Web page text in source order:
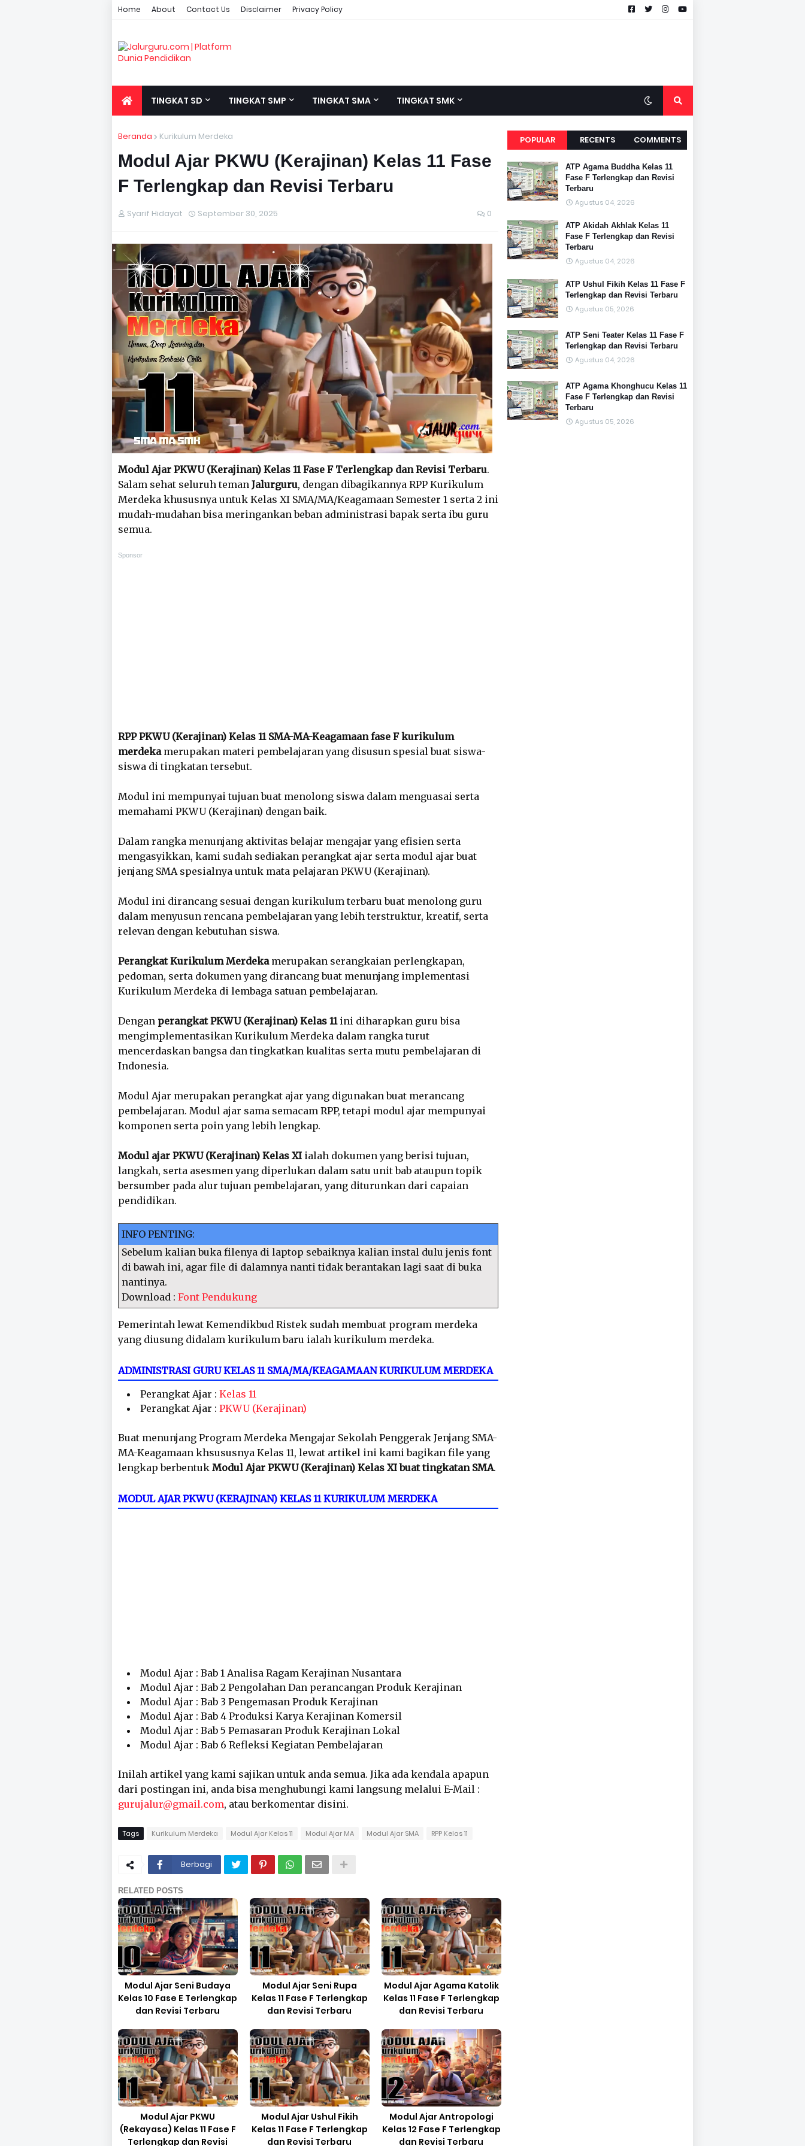
Home About Contact Us Disclaimer Privacy Policy
TINGKAT SD TINGKAT SMP TINGKAT SMA TINGKAT SMK
Beranda Kurikulum Merdeka
Modul Ajar PKWU (Kerajinan) Kelas 11 Fase
F Terlengkap dan Revisi Terbaru
Syarif Hidayat September 30, 2025 0
Modul Ajar PKWU (Kerajinan) Kelas 11 Fase F Terlengkap dan Revisi Terbaru.
Salam sehat seluruh teman Jalurguru, dengan dibagikannya RPP Kurikulum
Merdeka khususnya untuk Kelas XI SMA/MA/Keagamaan Semester 1 serta 2 ini
mudah-mudahan bisa meringankan beban administrasi bapak serta ibu guru
semua.
Sponsor
RPP PKWU (Kerajinan) Kelas 11 SMA-MA-Keagamaan fase F kurikulum
merdekamerupakan materi pembelajaran yang disusun spesial buat siswa-
siswa di tingkatan tersebut.
Modul ini mempunyai tujuan buat menolong siswa dalam menguasai serta
memahami PKWU (Kerajinan) dengan baik.
Dalam rangka menunjang aktivitas belajar mengajar yang efisien serta
mengasyikkan, kami sudah sediakan perangkat ajar serta modul ajar buat
jenjang SMA spesialnya untuk mata pelajaran PKWU (Kerajinan).
Modul ini dirancang sesuai dengan kurikulum terbaru buat menolong guru
dalam menyusun rencana pembelajaran yang lebih terstruktur, kreatif, serta
relevan dengan kebutuhan siswa.
Perangkat Kurikulum Merdekamerupakan serangkaian perlengkapan,
pedoman, serta dokumen yang dirancang buat menunjang implementasi
Kurikulum Merdeka di lembaga satuan pembelajaran.
Dengan perangkat PKWU (Kerajinan) Kelas 11ini diharapkan guru bisa
mengimplementasikan Kurikulum Merdeka dalam rangka turut
mencerdaskan bangsa dan tingkatkan kualitas serta mutu pembelajaran di
Indonesia.
Modul Ajar merupakan perangkat ajar yang digunakan buat merancang
pembelajaran. Modul ajar sama semacam RPP, tetapi modul ajar mempunyai
komponen serta poin yang lebih lengkap.
Modul ajar PKWU (Kerajinan) Kelas XI ialah dokumen yang berisi tujuan,
langkah, serta asesmen yang diperlukan dalam satu unit bab ataupun topik
bersumber pada alur tujuan pembelajaran, yang diturunkan dari capaian
pendidikan.
INFO PENTING:
Sebelum kalian buka filenya di laptop sebaiknya kalian instal dulu jenis font
di bawah ini, agar file di dalamnya nanti tidak berantakan lagi saat di buka
nantinya.
Download : Font Pendukung
Pemerintah lewat Kemendikbud Ristek sudah membuat program merdeka
yang diusung didalam kurikulum baru ialah kurikulum merdeka.
ADMINISTRASI GURU KELAS 11 SMA/MA/KEAGAMAAN KURIKULUM MERDEKA
Perangkat Ajar : Kelas 11
Perangkat Ajar : PKWU (Kerajinan)
Buat menunjang Program Merdeka Mengajar Sekolah Penggerak Jenjang SMA-
MA-Keagamaan khsususnya Kelas 11, lewat artikel ini kami bagikan file yang
lengkap berbentuk Modul Ajar PKWU (Kerajinan) Kelas XI buat tingkatan SMA.
MODUL AJAR PKWU (KERAJINAN) KELAS 11 KURIKULUM MERDEKA
Modul Ajar : Bab 1 Analisa Ragam Kerajinan Nusantara
Modul Ajar : Bab 2 Pengolahan Dan perancangan Produk Kerajinan
Modul Ajar : Bab 3 Pengemasan Produk Kerajinan
Modul Ajar : Bab 4 Produksi Karya Kerajinan Komersil
Modul Ajar : Bab 5 Pemasaran Produk Kerajinan Lokal
Modul Ajar : Bab 6 Refleksi Kegiatan Pembelajaran
Inilah artikel yang kami sajikan untuk anda semua. Jika ada kendala apapun
dari postingan ini, anda bisa menghubungi kami langsung melalui E-Mail :
gurujalur@gmail.com, atau berkomentar disini.
Tags Kurikulum Merdeka Modul Ajar Kelas 11 Modul Ajar MA Modul Ajar SMA RPP Kelas 11
Berbagi
RELATED POSTS
Modul Ajar Seni Budaya
Kelas 10 Fase E Terlengkap
dan Revisi Terbaru
Modul Ajar Seni Rupa
Kelas 11 Fase F Terlengkap
dan Revisi Terbaru
Modul Ajar Agama Katolik
Kelas 11 Fase F Terlengkap
dan Revisi Terbaru
Modul Ajar PKWU
(Rekayasa) Kelas 11 Fase F
Terlengkap dan Revisi
Modul Ajar Ushul Fikih
Kelas 11 Fase F Terlengkap
dan Revisi Terbaru
Modul Ajar Antropologi
Kelas 12 Fase F Terlengkap
dan Revisi Terbaru
POPULAR RECENTS COMMENTS
ATP Agama Buddha Kelas 11
Fase F Terlengkap dan Revisi
Terbaru
Agustus 04, 2026
ATP Akidah Akhlak Kelas 11
Fase F Terlengkap dan Revisi
Terbaru
Agustus 04, 2026
ATP Ushul Fikih Kelas 11 Fase F
Terlengkap dan Revisi Terbaru
Agustus 05, 2026
ATP Seni Teater Kelas 11 Fase F
Terlengkap dan Revisi Terbaru
Agustus 04, 2026
ATP Agama Khonghucu Kelas 11
Fase F Terlengkap dan Revisi
Terbaru
Agustus 05, 2026